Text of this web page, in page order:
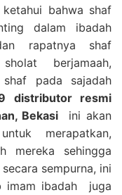
bahwa shaf
dalam ibadah
rapatnya shaf
sholat berjamaah,
pada sajadah
distributor resmi
Bekasi ini akan
merapatkan,
mereka sehingga
sempurna, ini
imam ibadah juga